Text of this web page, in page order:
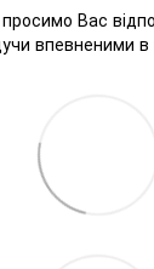
Вас
впевненими в